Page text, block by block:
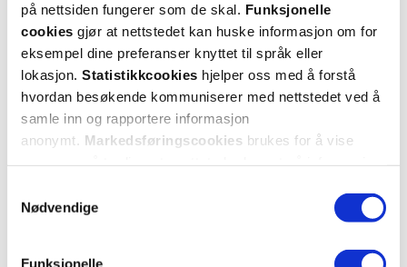
på nettsiden fungerer som de skal. Funksjonelle
cookies gjør at nettstedet kan huske informasjon om for
eksempel dine preferanser knyttet til språk eller
lokasjon. Statistikkcookies hjelper oss med å forstå
hvordan besøkende kommuniserer med nettstedet ved å
samle inn og rapportere informasjon
anonymt. Markedsføringscookies brukes for å vise
Nødvendige
Funksjonelle
Allevo
One Meal,
Chocolate Almond seasalt, 57 g, 1